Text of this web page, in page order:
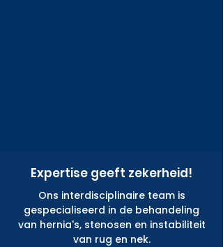
Expertise geeft zekerheid!​
Ons interdisciplinaire team is
gespecialiseerd in de behandeling
van hernia's, stenosen en instabiliteit
van rug en nek.